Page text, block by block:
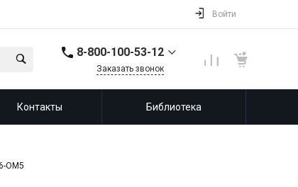
Войти
8-800-100-53-12
Заказать звонок
Контакты Библиотека
ОМ5